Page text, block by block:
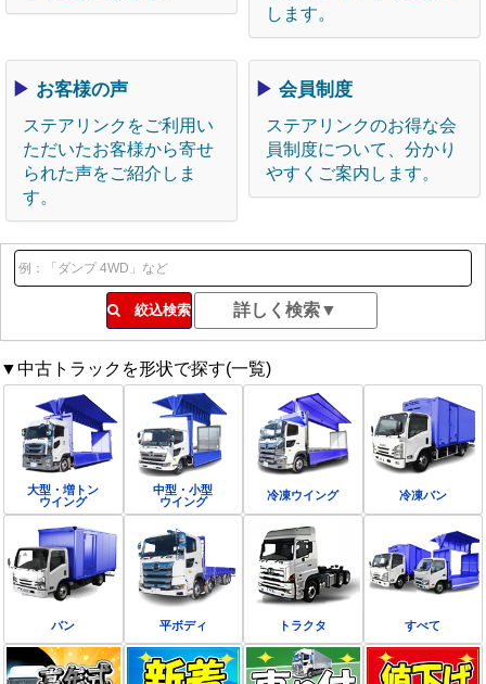
します。
▶ お客様の声
ステアリンクをご利用い
ただいたお客様から寄せ
られた声をご紹介しま
す。
▶ 会員制度
ステアリンクのお得な会
員制度について、分かり
やすくご案内します。
絞込検索
▼中古トラックを形状で探す(一覧)
大型・増トン
ウイング
中型・小型
ウイング
冷凍ウイング 冷凍バン
バン 平ボディ トラクタ すべて